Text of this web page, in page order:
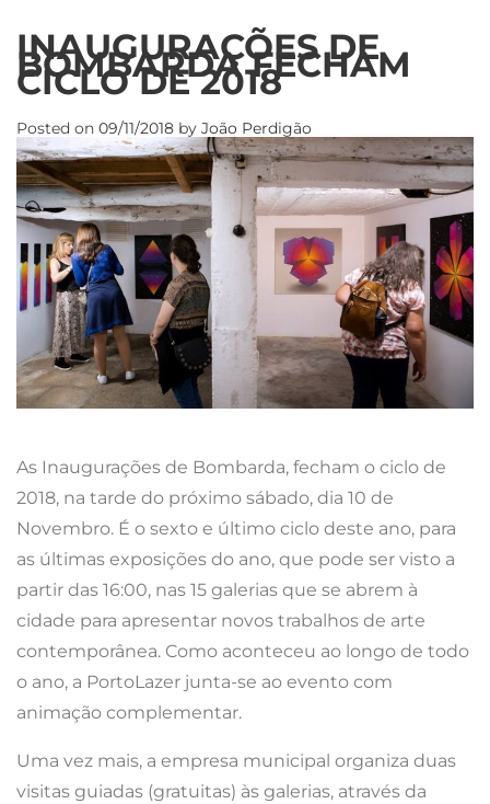
INAUGURAÇÕES DE
BOMBARDA FECHAM
CICLO DE 2018
Posted on 09/11/2018 by João Perdigão
As Inaugurações de Bombarda, fecham o ciclo de
2018, na tarde do próximo sábado, dia 10 de
Novembro. É o sexto e último ciclo deste ano, para
as últimas exposições do ano, que pode ser visto a
partir das 16:00, nas 15 galerias que se abrem à
cidade para apresentar novos trabalhos de arte
contemporânea. Como aconteceu ao longo de todo
o ano, a PortoLazer junta-se ao evento com
animação complementar.
Uma vez mais, a empresa municipal organiza duas
visitas guiadas (gratuitas) às galerias, através da